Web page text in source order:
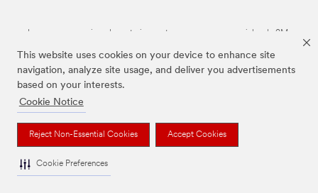
This website uses cookies on your device to enhance site
navigation, analyze site usage, and deliver you advertisements
based on your interests.
Cookie Notice
Reject Non-Essential Cookies Accept Cookies
Cookie Preferences
Las marcas mencionadas anteriormente son marcas comerciales de 3M.